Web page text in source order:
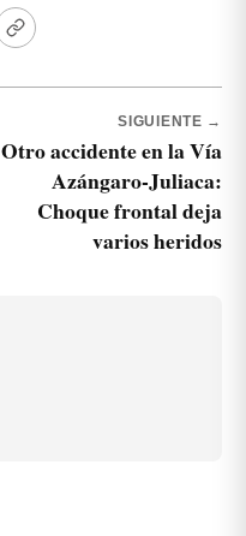
SIGUIENTE →
Otro accidente en la Vía
Azángaro-Juliaca:
Choque frontal deja
varios heridos